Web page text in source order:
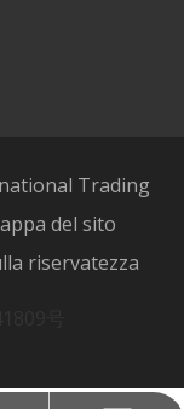
Trading
del sito
riservatezza